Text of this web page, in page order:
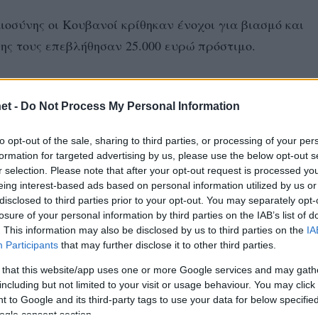
- Do Not Process My Personal Information
opt-out of the sale, sharing to third parties, or processing of your
for targeted advertising by us, please use the below opt-out
selection. Please note that after your opt-out request is processed
interest-based ads based on personal information utilized by us
to third parties prior to your opt-out. You may separately
of your personal information by third parties on the IAB’s list of
This information may also be disclosed by us to third parties on the
Participants that may further disclose it to other third parties.
that this website/app uses one or more Google services and may
but not limited to your visit or usage behaviour. You may
to Google and its third-party tags to use your data for below
consent section.
οι Κουβανοί κρίθηκαν ένοχοι για βιασμό και
τους επεβλήθησαν 25.000 ευρώ πρόστιμο.
τίτλο με τον ΠΑΟΚ στο ελληνικό πρωτάθλημα
Κάλβο που επίσης ήταν να αγωνιστεί στον
καταδικάστηκαν σε 5ετή κάθειρξη, ενώ
σε 3.5 φυλάκισης.
#ΣΕΠΕΔΑ #ΣΟΣΑ